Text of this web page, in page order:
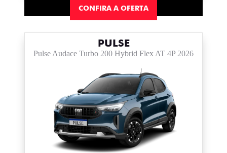
CONFIRA A OFERTA
PULSE
Pulse Audace Turbo 200 Hybrid Flex AT 4P 2026